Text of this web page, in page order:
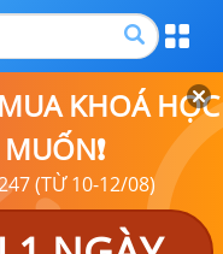
KHOÁ HỌC
(TỪ 10-12/08)